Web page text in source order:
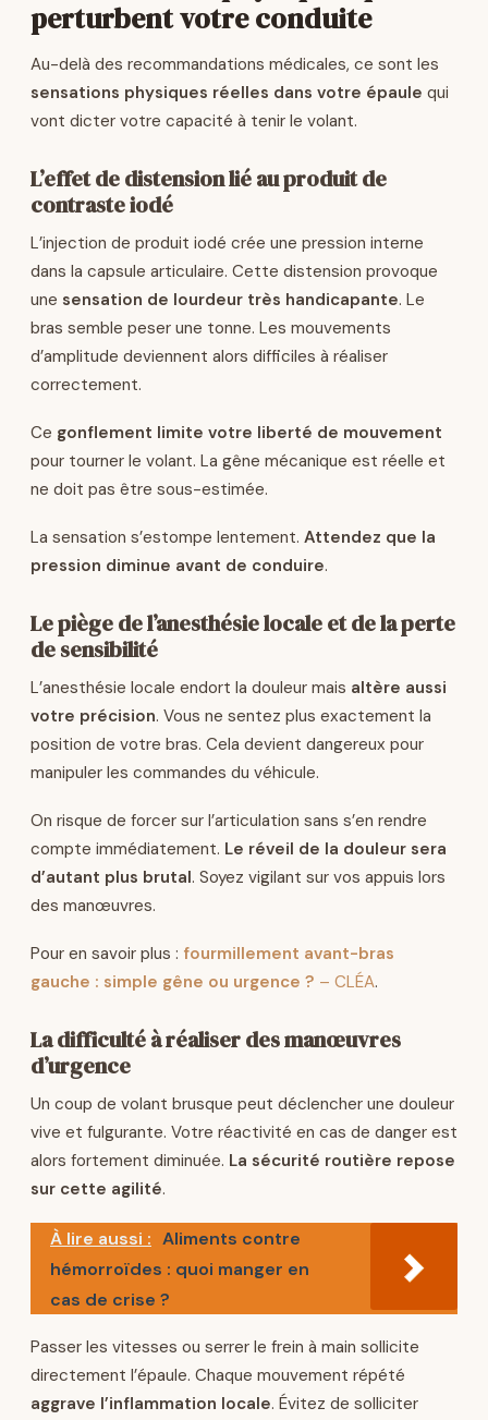
perturbent votre conduite
Au-delà des recommandations médicales, ce sont les
sensations physiques réelles dans votre épaule qui
vont dicter votre capacité à tenir le volant.
L’effet de distension lié au produit de
contraste iodé
L’injection de produit iodé crée une pression interne
dans la capsule articulaire. Cette distension provoque
une sensation de lourdeur très handicapante. Le
bras semble peser une tonne. Les mouvements
d’amplitude deviennent alors difficiles à réaliser
correctement.
Ce gonflement limite votre liberté de mouvement
pour tourner le volant. La gêne mécanique est réelle et
ne doit pas être sous-estimée.
La sensation s’estompe lentement. Attendez que la
pression diminue avant de conduire.
Le piège de l’anesthésie locale et de la perte
de sensibilité
L’anesthésie locale endort la douleur mais altère aussi
votre précision. Vous ne sentez plus exactement la
position de votre bras. Cela devient dangereux pour
manipuler les commandes du véhicule.
On risque de forcer sur l’articulation sans s’en rendre
compte immédiatement. Le réveil de la douleur sera
d’autant plus brutal. Soyez vigilant sur vos appuis lors
des manœuvres.
Pour en savoir plus : fourmillement avant-bras
gauche : simple gêne ou urgence ? – CLÉA.
La difficulté à réaliser des manœuvres
d’urgence
Un coup de volant brusque peut déclencher une douleur
vive et fulgurante. Votre réactivité en cas de danger est
alors fortement diminuée. La sécurité routière repose
sur cette agilité.
À lire aussi : Aliments contre
hémorroïdes : quoi manger en
cas de crise ?
Passer les vitesses ou serrer le frein à main sollicite
directement l’épaule. Chaque mouvement répété
aggrave l’inflammation locale. Évitez de solliciter